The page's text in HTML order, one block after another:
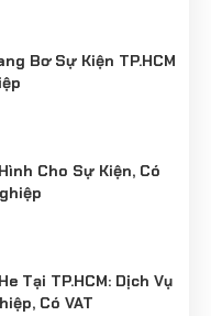
Bơ Sự Kiện TP.HCM
Cho Sự Kiện, Có
Tại TP.HCM: Dịch Vụ
Có VAT